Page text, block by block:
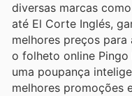
diversas marcas
até El Corte Inglés,
melhores preços
o folheto online
uma poupança
melhores promoções